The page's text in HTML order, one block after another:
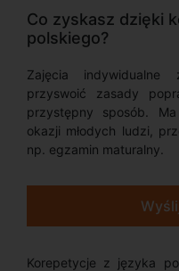
Co zyskasz dzięki
polskiego?
Zajęcia
przyswoić zasady
przystępny sposób.
okazji młodych ludzi,
np. egzamin maturalny.
Korepetycje z języka